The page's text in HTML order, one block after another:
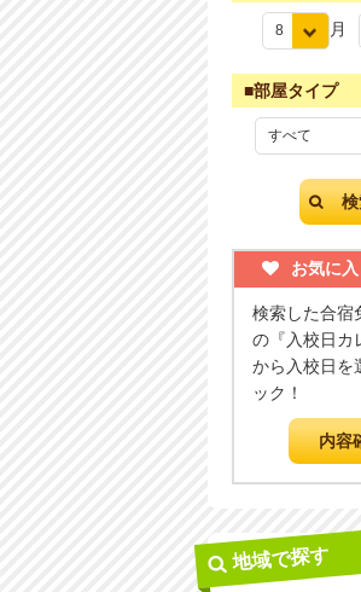
月
■部屋タイプ
お気に
検索した合宿
の『入校日カ
から入校日を
ック！
地域で探す